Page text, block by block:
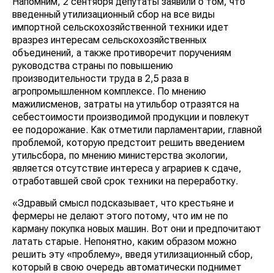
введенный утилизационный сбор на все виды
импортной сельскохозяйственной техники идет
вразрез интересам сельскохозяйственных
объединений, а также противоречит поручениям
руководства страны по повышению
производительности труда в 2,5 раза в
агропромышленном комплексе. По мнению
мажилисменов, затраты на утильбор отразятся на
себестоимости производимой продукции и повлекут
ее подорожание. Как отметили парламентарии, главной
проблемой, которую предстоит решить введением
утильсбора, по мнению министерства экологии,
является отсутствие интереса у аграриев к сдаче,
отработавшей свой срок техники на переработку.
«Здравый смысл подсказывает, что крестьяне и
фермеры не делают этого потому, что им не по
карману покупка новых машин. Вот они и предпочитают
латать старые. Непонятно, каким образом можно
решить эту «проблему», введя утилизационный сбор,
который в свою очередь автоматически поднимет